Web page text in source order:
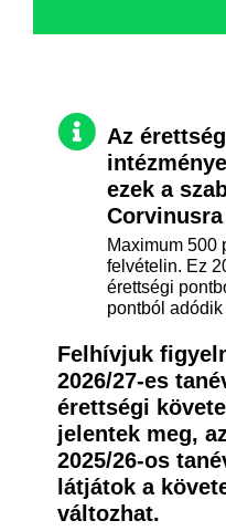
Az
ezek a
Maximum 500
felvételin. Ez
érettségi
pontból adódik
Felhívjuk
2026/27-es
érettségi
jelentek meg,
2025/26-os
látjátok a
változhat.